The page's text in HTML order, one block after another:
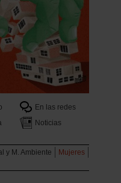
En las redes
Noticias
y M. Ambiente
Mujeres